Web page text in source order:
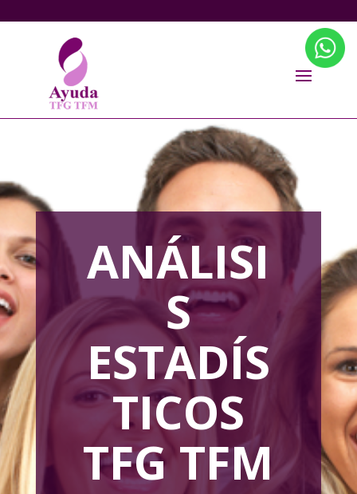
ANÁLISI
S
ESTADÍS
TICOS
TFG TFM